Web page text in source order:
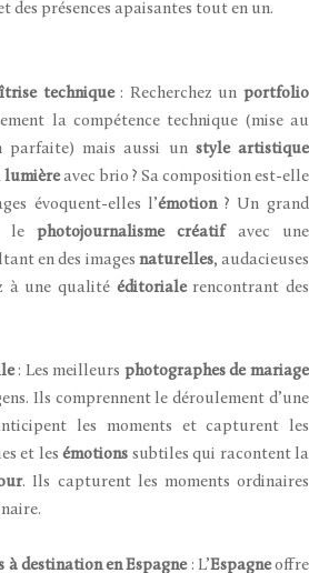
des présences apaisantes tout en un.
technique: Recherchez un portfolio
la compétence technique (mise au
parfaite) mais aussi un style artistique
lumièreavec brio ? Sa composition est-elle
évoquent-elles l’émotion? Un grand
le photojournalisme créatifavec une
en des images naturelles, audacieuses
à une qualité éditorialerencontrant des
: Les meilleurs photographes de mariage
Ils comprennent le déroulement d’une
les moments et capturent les
et les émotions subtiles qui racontent la
. Ils capturent les moments ordinaires
à destination en Espagne: L’Espagneoffre